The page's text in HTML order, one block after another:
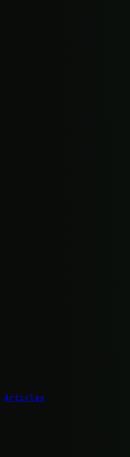
Articles